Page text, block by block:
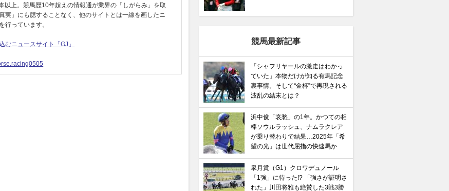
以上。競馬歴10年超えの情報通が業界の「しがらみ」を取
実」にも臆することなく、他のサイトとは一線を画したニ
行っています。
むニュースサイト「GJ」
競馬最新記事
「シャフリヤールの激走はわかっ
ていた」本物だけが知る有馬記念
裏事情。そして“金杯”で再現される
波乱の結末とは？
浜中俊「哀愁」の1年。かつての相
棒ソウルラッシュ、ナムラクレア
が乗り替わりで結果…2025年「希
望の光」は世代屈指の快速馬か
皐月賞（G1）クロワデュノール
「1強」に待った!? 「強さが証明さ
れた」川田将雅も絶賛した3戦3勝